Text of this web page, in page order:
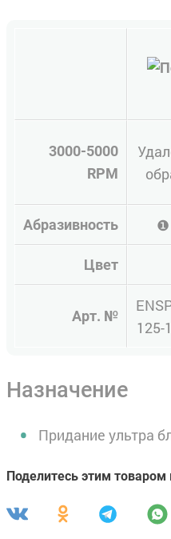
3000-5000
RPM
Абразивность ❶
Цвет
Арт. №
125-1
Назначение
Придание ультра
Поделитесь этим товаром